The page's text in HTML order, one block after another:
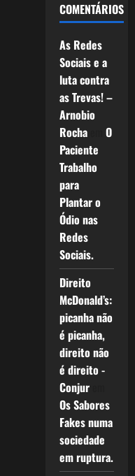
COMENTÁRIOS
As Redes
Sociais e a
luta contra
as Trevas! –
Arnobio
Rochaem O
Paciente
Trabalho
para
Plantar o
Ódio nas
Redes
Sociais.
Direito
McDonald’s:
picanha não
é picanha,
direito não
é direito -
Conjurem
Os Sabores
Fakes numa
sociedade
em ruptura.